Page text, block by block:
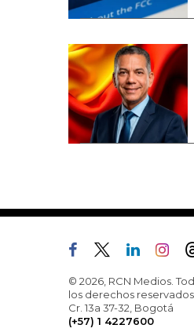
© 2026, RCN Medios.
los derechos
Cr. 13a 37-32, Bogotá
(+57) 1 4227600